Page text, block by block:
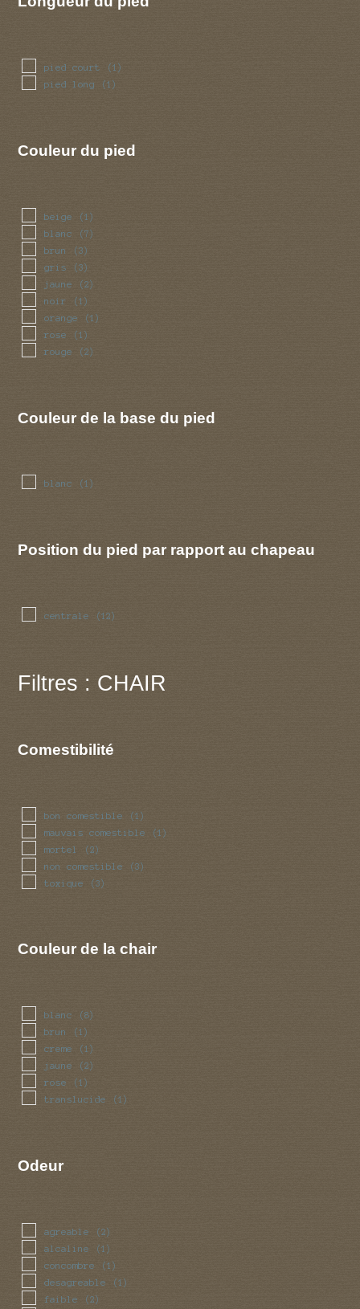
pied court (1)
pied long (1)
Couleur du pied
beige (1)
blanc (7)
brun (3)
gris (3)
jaune (2)
noir (1)
orange (1)
rose (1)
rouge (2)
Couleur de la base du pied
blanc (1)
Position du pied par rapport au chapeau
centrale (12)
Filtres : CHAIR
Comestibilité
bon comestible (1)
mauvais comestible (1)
mortel (2)
non comestible (3)
toxique (3)
Couleur de la chair
blanc (8)
brun (1)
creme (1)
jaune (2)
rose (1)
translucide (1)
Odeur
agreable (2)
alcaline (1)
concombre (1)
desagreable (1)
faible (2)